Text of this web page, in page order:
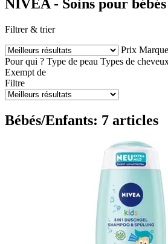
NIVEA - Soins pour
Filtrer & trier
Prix
Pour qui ? Type de peau Types de
Exempt de
Filtre
Bébés/Enfants: 7 articles